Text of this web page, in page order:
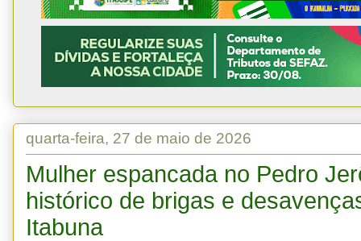
quarta-feira, 27 de maio de 2026
Mulher espancada no Pedro
histórico de brigas e
Itabuna